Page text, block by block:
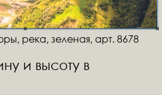
река, зеленая, арт. 8678
и высоту в